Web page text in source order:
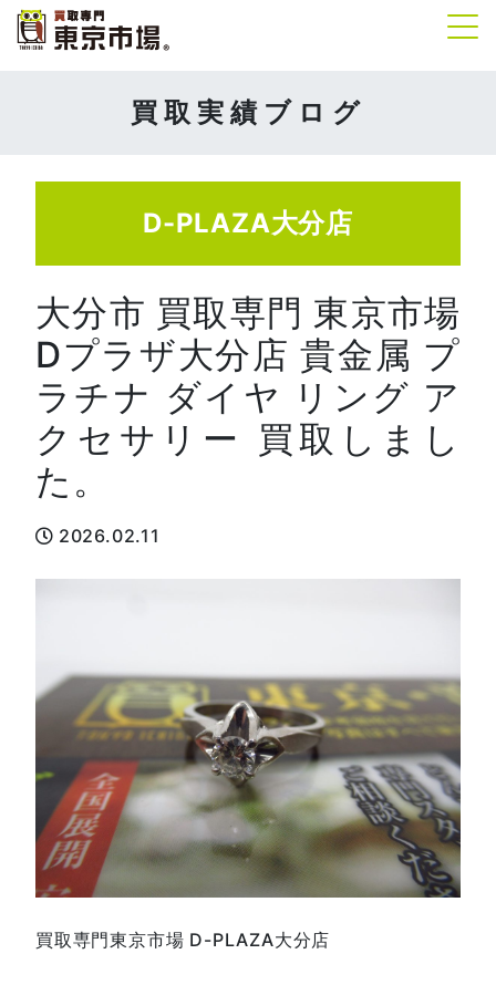
買取実績ブログ
D-PLAZA大分店
大分市 買取専門 東京市場
Dプラザ大分店 貴金属 プ
ラチナ ダイヤ リング ア
クセサリー 買取しまし
た。
2026.02.11
買取専門東京市場 D-PLAZA大分店